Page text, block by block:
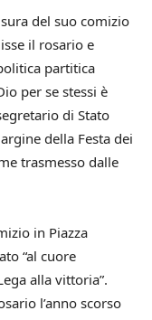
del suo comizio
il rosario e
partitica
per se stessi è
di Stato
della Festa dei
trasmesso dalle
in Piazza
“al cuore
alla vittoria”.
l’anno scorso